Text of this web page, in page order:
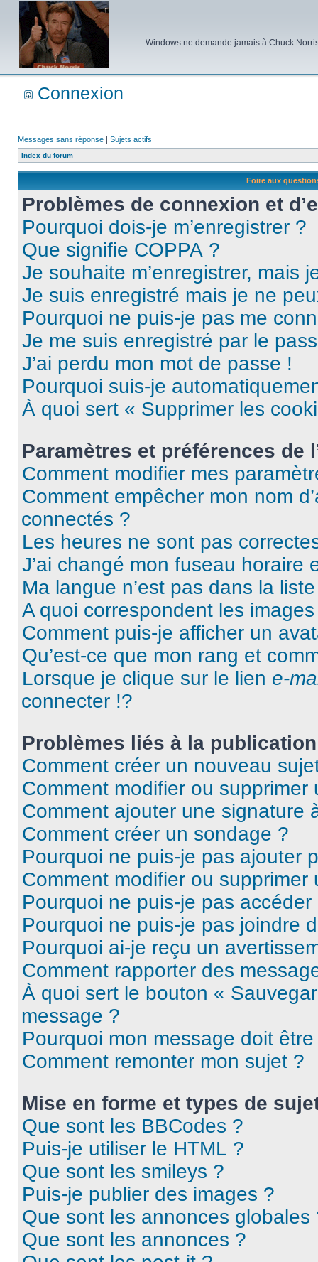
Windows ne demande jamais à Chuck
Connexion
Messages sans réponse | Sujets actifs
Index du forum
Foire aux
Problèmes de connexion et
Pourquoi dois-je m’enregistrer ?
Que signifie COPPA ?
Je souhaite m’enregistrer, mais
Je suis enregistré mais je ne
Pourquoi ne puis-je pas me
Je me suis enregistré par le
J’ai perdu mon mot de passe !
Pourquoi suis-je
À quoi sert « Supprimer les
Paramètres et préférences de
Comment modifier mes
Comment empêcher mon nom
connectés ?
Les heures ne sont pas
J’ai changé mon fuseau horaire
Ma langue n’est pas dans la
A quoi correspondent les
Comment puis-je afficher un
Qu’est-ce que mon rang et
Lorsque je clique sur le lien e-
connecter !?
Problèmes liés à la
Comment créer un nouveau
Comment modifier ou supprimer
Comment ajouter une signature
Comment créer un sondage ?
Pourquoi ne puis-je pas ajouter
Comment modifier ou supprimer
Pourquoi ne puis-je pas
Pourquoi ne puis-je pas joindre
Pourquoi ai-je reçu un
Comment rapporter des
À quoi sert le bouton «
message ?
Pourquoi mon message doit
Comment remonter mon sujet ?
Mise en forme et types de
Que sont les BBCodes ?
Puis-je utiliser le HTML ?
Que sont les smileys ?
Puis-je publier des images ?
Que sont les annonces globales
Que sont les annonces ?